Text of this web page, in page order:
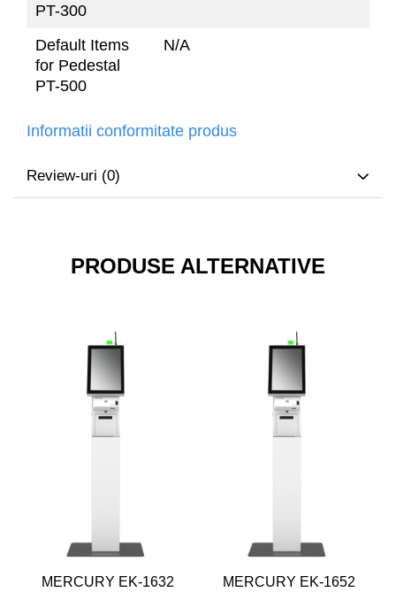
PT-300
Default Items
for Pedestal
PT-500
N/A
Informatii conformitate produs
Review-uri (0)
PRODUSE ALTERNATIVE
MERCURY EK-1632 MERCURY EK-1652